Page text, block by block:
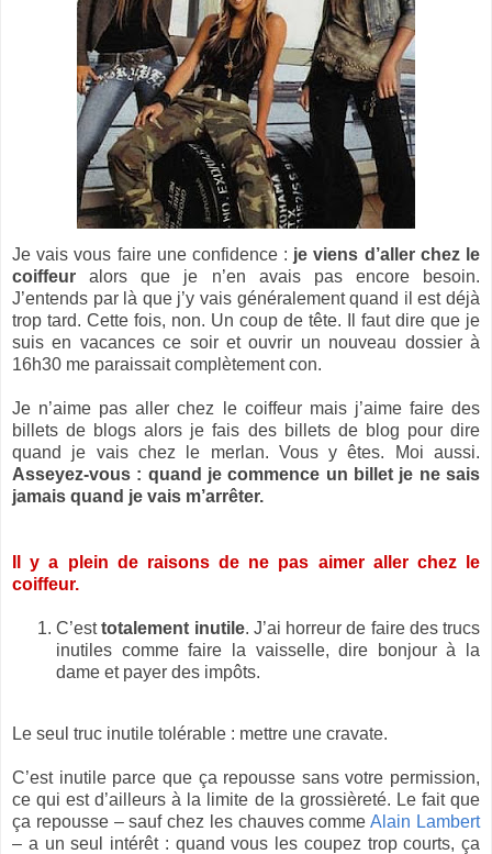
Je vais vous faire une confidence : je viens d’aller chez le
coiffeur alors que je n’en avais pas encore besoin.
J’entends par là que j’y vais généralement quand il est déjà
trop tard. Cette fois, non. Un coup de tête. Il faut dire que je
suis en vacances ce soir et ouvrir un nouveau dossier à
16h30 me paraissait complètement con.
Je n’aime pas aller chez le coiffeur mais j’aime faire des
billets de blogs alors je fais des billets de blog pour dire
quand je vais chez le merlan. Vous y êtes. Moi aussi.
Asseyez-vous : quand je commence un billet je ne sais
jamais quand je vais m’arrêter.
Il y a plein de raisons de ne pas aimer aller chez le
coiffeur.
C’esttotalement inutile. J’ai horreur de faire des trucs
inutiles comme faire la vaisselle, dire bonjour à la
dame et payer des impôts.
Le seul truc inutile tolérable : mettre une cravate.
C’est inutile parce que ça repousse sans votre permission,
ce qui est d’ailleurs à la limite de la grossièreté. Le fait que
ça repousse – sauf chez les chauves commeAlain Lambert
– a un seul intérêt : quand vous les coupez trop courts, ça